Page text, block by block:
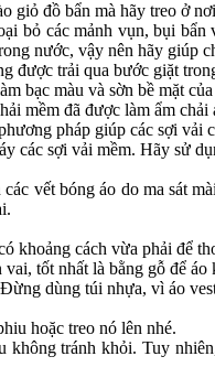
đồ bẩn mà hãy treo ở
bỏ các mảnh vụn, bụi
nước, vậy nên hãy giúp
được trải qua bước giặt
bạc màu và sờn bề mặt
mềm đã được làm ẩm
pháp giúp các sợi vải
các sợi vải mềm. Hãy sử
vết bóng áo do ma sát
khoảng cách vừa phải để
tốt nhất là bằng gỗ để
dùng túi nhựa, vì áo
hoặc treo nó lên nhé.
tránh khỏi. Tuy